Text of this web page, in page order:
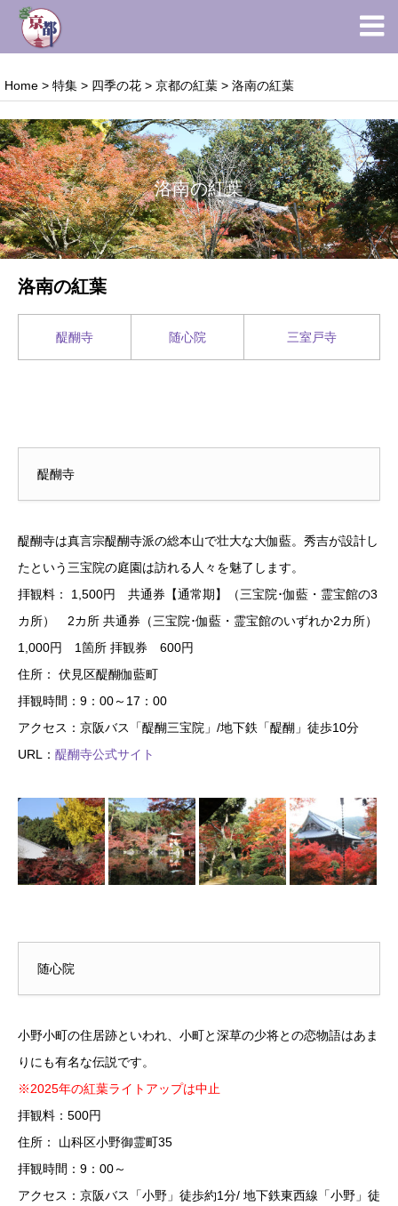
Home > 特集 > 四季の花 > 京都の紅葉 > 洛南の紅葉
洛南の紅葉
洛南の紅葉
醍醐寺 随心院 三室戸寺
醍醐寺
醍醐寺は真言宗醍醐寺派の総本山で壮大な大伽藍。秀吉が設計し
たという三宝院の庭園は訪れる人々を魅了します。
拝観料： 1,500円 共通券【通常期】（三宝院･伽藍・霊宝館の3
カ所） 2カ所 共通券（三宝院･伽藍・霊宝館のいずれか2カ所）
1,000円 1箇所 拝観券 600円
住所： 伏見区醍醐伽藍町
拝観時間：9：00～17：00
アクセス：京阪バス「醍醐三宝院」/地下鉄「醍醐」徒歩10分
URL： 醍醐寺公式サイト
随心院
小野小町の住居跡といわれ、小町と深草の少将との恋物語はあま
りにも有名な伝説です。
※2025年の紅葉ライトアップは中止
拝観料：500円
住所： 山科区小野御霊町35
拝観時間：9：00～
アクセス：京阪バス「小野」徒歩約1分/ 地下鉄東西線「小野」徒